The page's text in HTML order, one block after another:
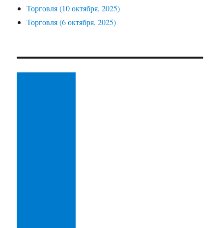
Торговля (10 октября, 2025)
Торговля (6 октября, 2025)